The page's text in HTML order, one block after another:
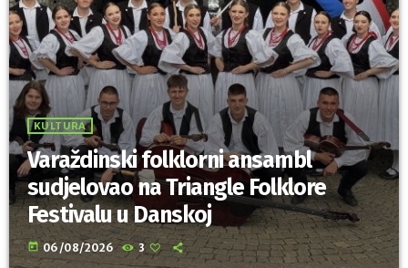
KULTURA
Varaždinski folklorni ansambl
sudjelovao na Triangle Folklore
Festivalu u Danskoj
today 06/08/2026 3